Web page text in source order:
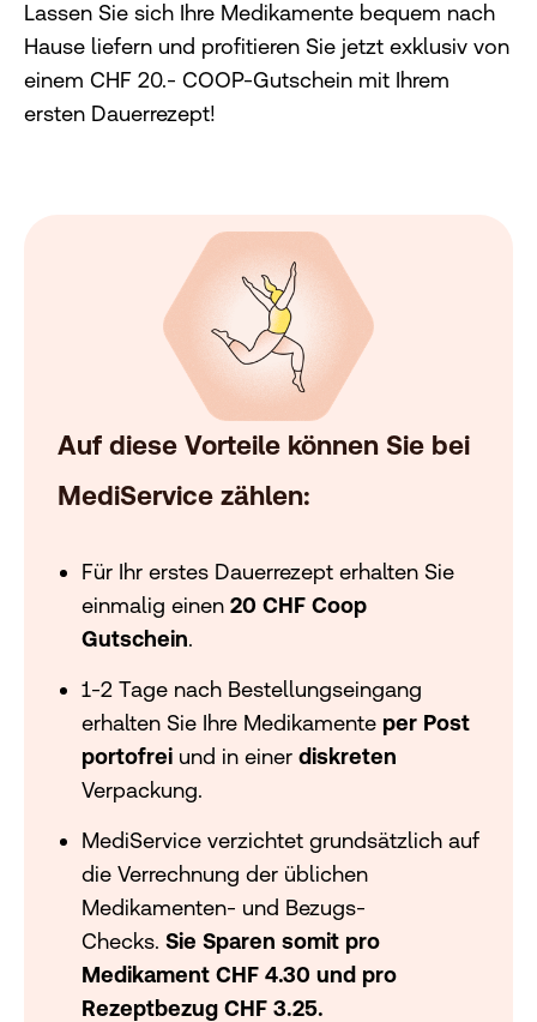
Lassen Sie sich Ihre Medikamente bequem nach
Hause liefern und profitieren Sie jetzt exklusiv von
einem CHF 20.- COOP-Gutschein mit Ihrem
ersten Dauerrezept!
Auf diese Vorteile können Sie bei
MediService zählen:
Für Ihr erstes Dauerrezept erhalten Sie
einmalig einen 20 CHF Coop
Gutschein.
1-2 Tage nach Bestellungseingang
erhalten Sie Ihre Medikamente per Post
portofrei und in einer diskreten
Verpackung.
MediService verzichtet grundsätzlich auf
die Verrechnung der üblichen
Medikamenten- und Bezugs-
Checks. Sie Sparen somit pro
Medikament CHF 4.30 und pro
Rezeptbezug CHF 3.25.